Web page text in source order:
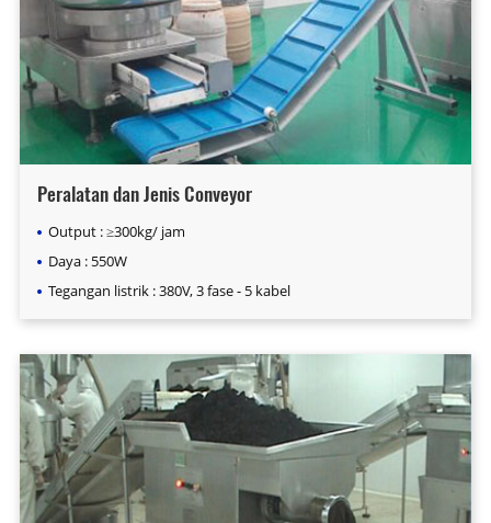
Peralatan dan Jenis Conveyor
Output : ≥300kg/ jam
Daya : 550W
Tegangan listrik : 380V, 3 fase - 5 kabel